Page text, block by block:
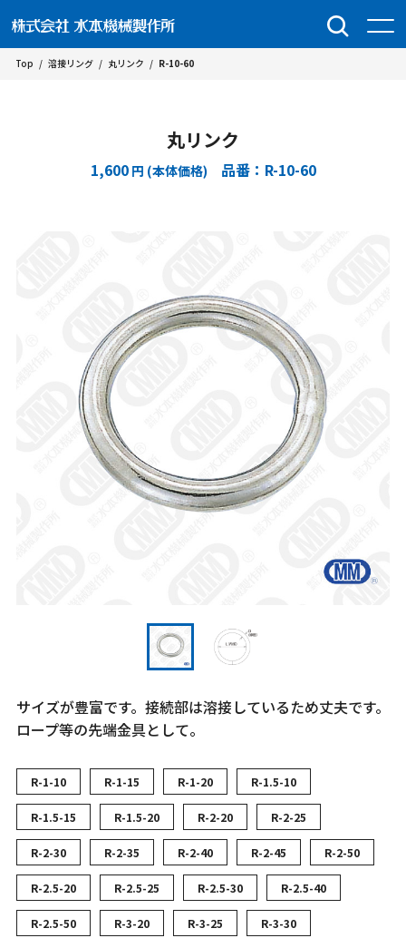
Top / 溶接リング / 丸リンク / R-10-60
丸リンク
1,600 円 (本体価格) 品番：R-10-60
サイズが豊富です。接続部は溶接しているため丈夫です。
ロープ等の先端金具として。
R-1-10 R-1-15 R-1-20 R-1.5-10
R-1.5-15 R-1.5-20 R-2-20 R-2-25
R-2-30 R-2-35 R-2-40 R-2-45 R-2-50
R-2.5-20 R-2.5-25 R-2.5-30 R-2.5-40
R-2.5-50 R-3-20 R-3-25 R-3-30